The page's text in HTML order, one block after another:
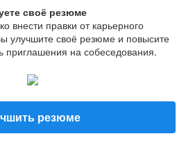
своё резюме
внести правки от карьерного
улучшите своё резюме и повысите
приглашения на собеседования.
резюме